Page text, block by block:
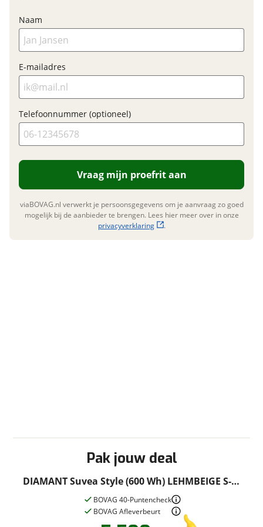
Elektrisch?
Ja, E-bike
Accupositie
Motormerk
Type aandrijving
Trapas
Prijs
€ 5.599,-
BTW/marge
BTW
Bijtellingspercentage
Pak jouw deal
DIAMANT Suvea Style (600 Wh) LEHMBEIGE S-M
43cm S-M 2026
BOVAG 40-Puntencheck
BOVAG Afleverbeurt
Naam
E-mailadres
Telefoonnummer (optioneel)
Vraag mijn proefrit aan
viaBOVAG.nl verwerkt je persoonsgegevens om je aanvraag zo goed
mogelijk bij de aanbieder te brengen. Lees hier meer over in onze
privacyverklaring
.